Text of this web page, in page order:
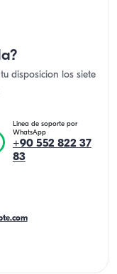
disposicion los siete
Linea de soporte por
WhatsApp
+90 552 822 37
83